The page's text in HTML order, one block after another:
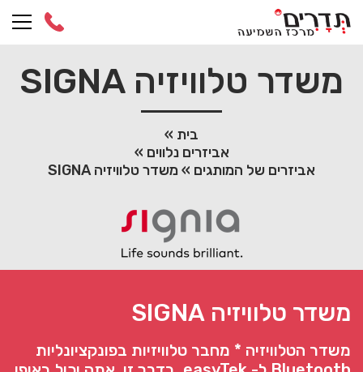
to
content
משדר טלוויזיה SIGNA
בית »
אביזרים נלווים »
אביזרים של המותגים »משדר טלוויזיה SIGNA
משדר טלוויזיה SIGNA
משדר הטלוויזיה * מחבר טלוויזיות בפונקציונליות